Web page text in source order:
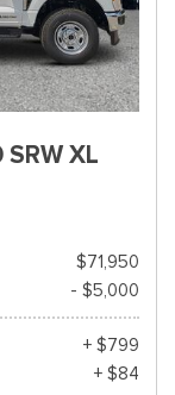
XL
$71,950
- $5,000
+ $799
+ $84